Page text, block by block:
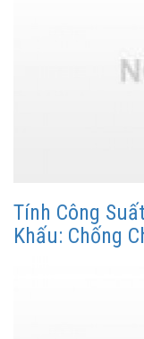
Tính Công
Khấu: Chống